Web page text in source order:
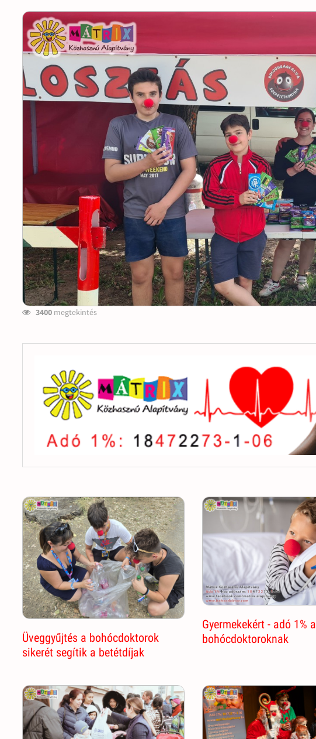
3400 megtekintés
Üveggyűjtés a bohócdoktorok
sikerét segítik a betétdíjak
Gyermekekért - adó 1% a
bohócdoktoroknak